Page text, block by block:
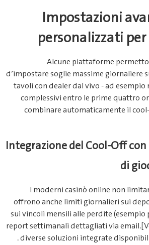
Impostazioni
personalizzati
Alcune piattaforme
d’impostare soglie massime giornaliere
tavoli con dealer dal vivo ‑ ad
complessivi entro le prime quattro
combinare automaticamente il
Integrazione del Cool‑Off
di
I moderni casinò online non
offrono anche limiti giornalieri sui
sui vincoli mensili alle perdite
report settimanali dettagliati via
diverse soluzioni integrate